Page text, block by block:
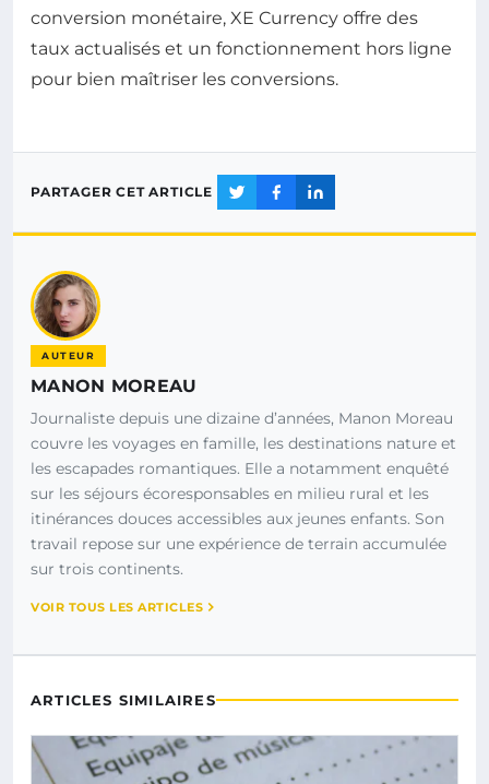
conversion monétaire, XE Currency offre des
taux actualisés et un fonctionnement hors ligne
pour bien maîtriser les conversions.
PARTAGER CET ARTICLE
AUTEUR
MANON MOREAU
Journaliste depuis une dizaine d’années, Manon Moreau
couvre les voyages en famille, les destinations nature et
les escapades romantiques. Elle a notamment enquêté
sur les séjours écoresponsables en milieu rural et les
itinérances douces accessibles aux jeunes enfants. Son
travail repose sur une expérience de terrain accumulée
sur trois continents.
VOIR TOUS LES ARTICLES
ARTICLES SIMILAIRES